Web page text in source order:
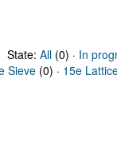
State: All(0) · In
Sieve (0) · 15e